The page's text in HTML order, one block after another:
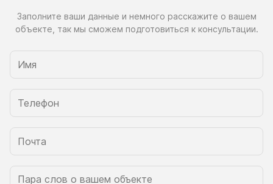
Заполните ваши данные и немного расскажите о вашем
объекте, так мы сможем подготовиться к консультации.